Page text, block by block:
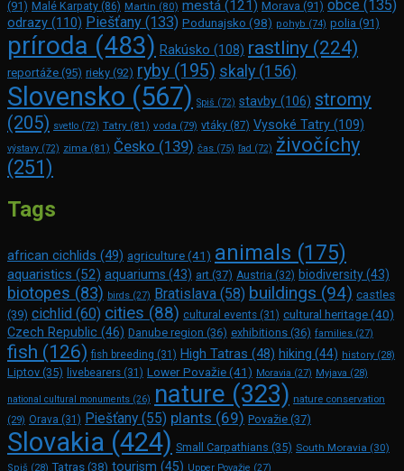
(91) Malé Karpaty (86) Martin (80) mestá (121) Morava (91) obce (135)
odrazy (110) Piešťany (133) Podunajsko (98) pohyb (74) polia (91)
príroda (483) Rakúsko (108) rastliny (224)
reportáže (95) rieky (92) ryby (195) skaly (156)
Slovensko (567) Spiš (72) stavby (106) stromy
(205) svetlo (72) Tatry (81) voda (79) vtáky (87) Vysoké Tatry (109)
výstavy (72) zima (81) Česko (139) čas (75) ľad (72) živočíchy
(251)
Tags
african cichlids (49) agriculture(41) animals (175)
aquaristics (52) aquariums (43) art (37) Austria (32) biodiversity(43)
biotopes (83) birds (27) Bratislava (58) buildings (94) castles
(39) cichlid (60) cities (88) cultural events (31) cultural heritage (40)
Czech Republic (46) Danube region (36) exhibitions (36) families (27)
fish (126) fish breeding (31) High Tatras (48) hiking (44) history (28)
Liptov (35) livebearers (31) Lower Považie(41) Moravia (27) Myjava (28)
national cultural monuments (26) nature (323) nature conservation
(29) Orava (31) Piešťany (55) plants (69) Považie (37)
Slovakia (424) Small Carpathians (35) South Moravia (30)
Spiš (28) Tatras (38) tourism (45) Upper Považie (27)